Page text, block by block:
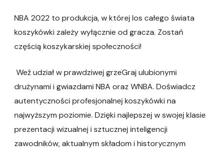
NBA 2022 to produkcja, w której los całego świata
koszykówki zależy wyłącznie od gracza. Zostań
częścią koszykarskiej społeczności!
Weź udział w prawdziwej grzeGraj ulubionymi
drużynami i gwiazdami NBA oraz WNBA. Doświadcz
autentyczności profesjonalnej koszykówki na
najwyższym poziomie. Dzięki najlepszej w swojej klasie
prezentacji wizualnej i sztucznej inteligencji
zawodników, aktualnym składom i historycznym